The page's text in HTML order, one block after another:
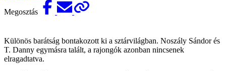
Megosztás
Különös barátság bontakozott ki a sztárvilágban. Noszály Sándor és
T. Danny egymásra talált, a rajongók azonban nincsenek
elragadtatva.